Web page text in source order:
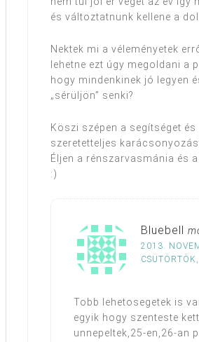
és változtatnunk kellene a
Nektek mi a véleményetek
lehetne ezt úgy megoldani a
hogy mindenkinek jó legyen
„sérüljön” senki?
Köszi szépen a segítséget
szeretetteljes
Éljen a rénszarvasmánia és
:)
Bluebell
2013.
Tobb lehetosegetek is
egyik hogy szenteste
unnepeltek,25-en,26-an